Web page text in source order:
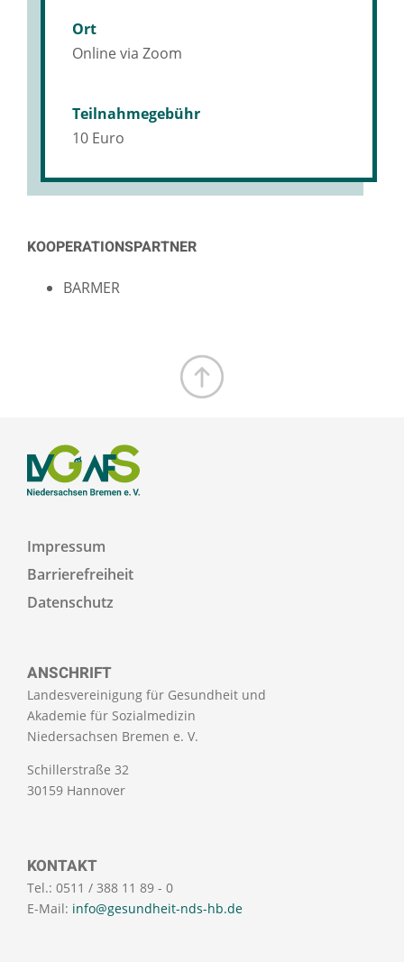
Ort
Online via Zoom
Teilnahmegebühr
10 Euro
KOOPERATIONSPARTNER
BARMER
ANSCHRIFT
Landesvereinigung für Gesundheit und
Akademie für Sozialmedizin
Niedersachsen Bremen e. V.
Schillerstraße 32
30159 Hannover
KONTAKT
Tel.: 0511 / 388 11 89 - 0
E-Mail: info@gesundheit-nds-hb.de
Impressum
Barrierefreiheit
Datenschutz